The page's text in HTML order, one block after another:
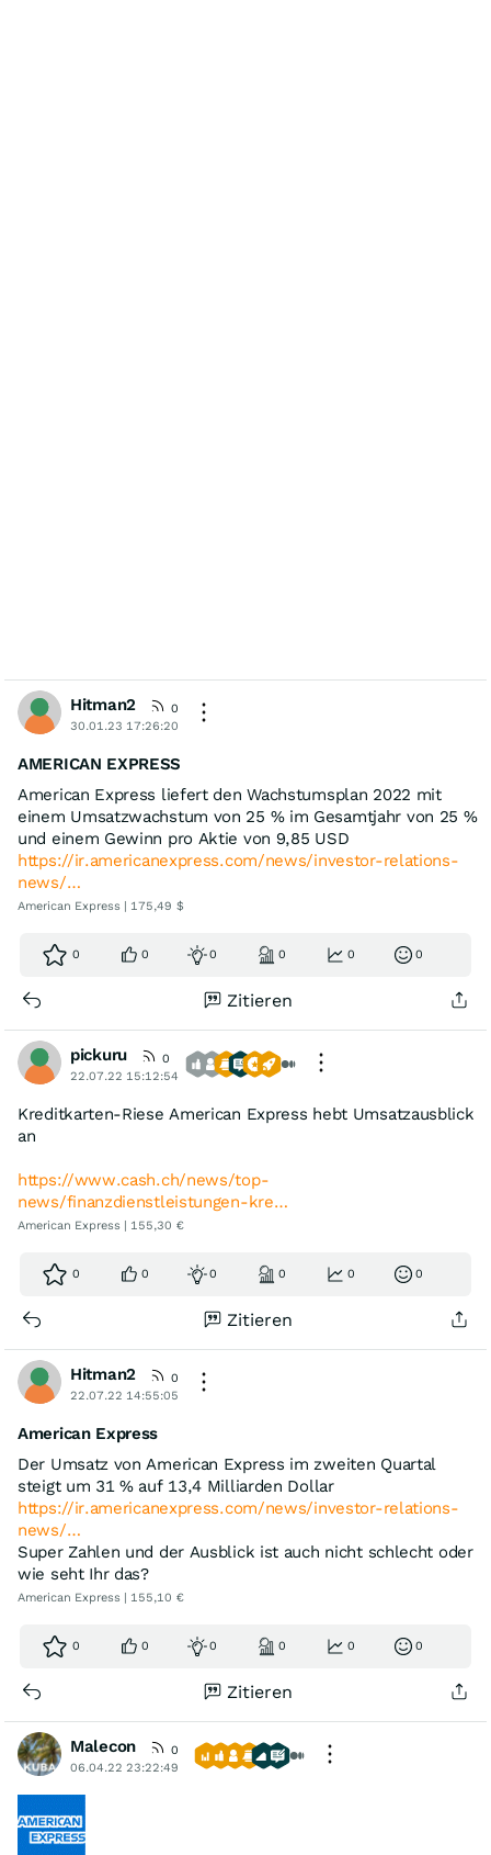
Hitman2
0
30.01.23 17:26:20
AMERICAN EXPRESS
American Express liefert den Wachstumsplan 2022 mit
einem Umsatzwachstum von 25 % im Gesamtjahr von 25 %
und einem Gewinn pro Aktie von 9,85 USD
https://ir.americanexpress.com/news/investor-relations-
news/…
American Express | 175,49 $
0 0 0 0 0 0
Zitieren
pickuru
0
22.07.22 15:12:54
Kreditkarten-Riese American Express hebt Umsatzausblick
an
https://www.cash.ch/news/top-
news/finanzdienstleistungen-kre…
American Express | 155,30 €
0 0 0 0 0 0
Zitieren
Hitman2
0
22.07.22 14:55:05
American Express
Der Umsatz von American Express im zweiten Quartal
steigt um 31 % auf 13,4 Milliarden Dollar
https://ir.americanexpress.com/news/investor-relations-
news/…
Super Zahlen und der Ausblick ist auch nicht schlecht oder
wie seht Ihr das?
American Express | 155,10 €
0 0 0 0 0 0
Zitieren
Malecon
0
06.04.22 23:22:49